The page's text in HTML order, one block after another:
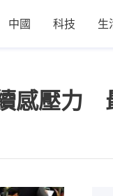
中國 科技 生
感壓力